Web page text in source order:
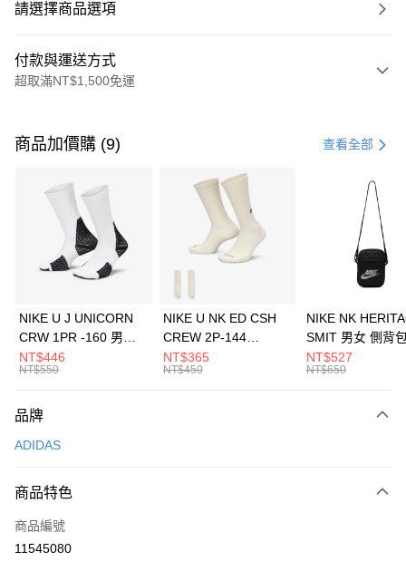
請選擇商品選項
付款與運送方式
超取滿NT$1,500免運
信用卡一次付款
3 期 0 利率 每期 21家銀行
合作金庫商業銀行
第一商業銀行
華南商業銀行
彰化商業銀行
上海商業儲蓄銀行
元大商業銀行
台灣樂天信用卡公司
Apple Pay
全盈+PAY
AFTEE先享後付
【關於「AFTEE先享後付」】
便利好安心！
３．安心：先確認商品／服務後，再付款。
【「AFTEE先享後付」結帳流程】
１．於結帳方式選擇「AFTEE先享後付」後，將跳轉至「AFTEE先享後付」
運送方式
每筆NT$100，滿NT$1,500(含以上)免運費
宅配
每筆NT$100，滿NT$1,500(含以上)免運費
商品加價購 (9) 查看全部
NIKE U J UNICORN
CRW 1PR -160 男女
中統襪 FZ3393100
NT$446
NT$550
NIKE U NK ED CSH
CREW 2P-144
EMBRDY 男女 短統襪
FZ3073133
NT$365
NT$450
NIKE NK
SMIT 男女 側背
BA5871010
NT$527
NT$650
品牌
ADIDAS
商品特色
商品編號
11545080